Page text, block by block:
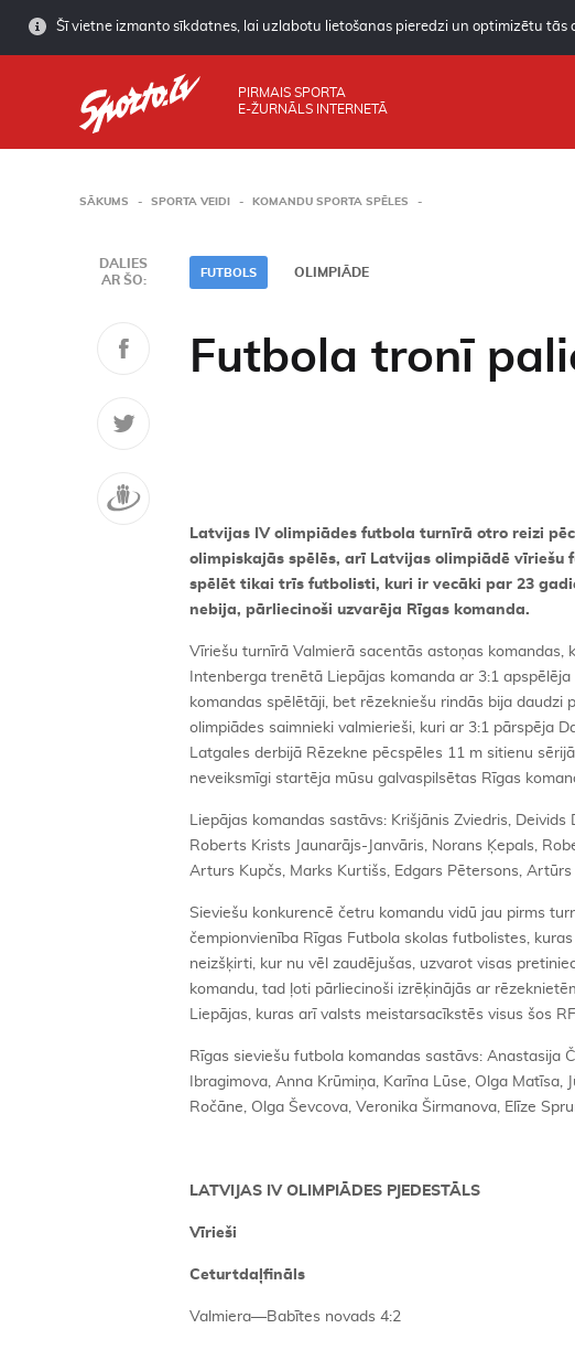
Šī vietne izmanto sīkdatnes, lai uzlabotu lietošanas pieredzi un optimizētu
PIRMAIS SPORTA
E-ŽURNĀLS INTERNETĀ
SĀKUMS SPORTA VEIDI KOMANDU SPORTA SPĒLES
DALIES
AR ŠO:
FUTBOLS OLIMPIĀDE
Futbola tronī
Latvijas IV olimpiādes futbola turnīrā otro reizi
olimpiskajās spēlēs, arī Latvijas olimpiādē
spēlēt tikai trīs futbolisti, kuri ir vecāki par 23
nebija, pārliecinoši uzvarēja Rīgas komanda.
Vīriešu turnīrā Valmierā sacentās astoņas komandas,
Intenberga trenētā Liepājas komanda ar 3:1
komandas spēlētāji, bet rēzekniešu rindās bija
olimpiādes saimnieki valmierieši, kuri ar 3:1 pārspēja
Latgales derbijā Rēzekne pēcspēles 11 m sitienu
neveiksmīgi startēja mūsu galvaspilsētas Rīgas
Liepājas komandas sastāvs: Krišjānis Zviedris, Deivids
Roberts Krists Jaunarājs-Janvāris, Norans Ķepals,
Arturs Kupčs, Marks Kurtišs, Edgars Pētersons,
Sieviešu konkurencē četru komandu vidū jau pirms
čempionvienība Rīgas Futbola skolas futbolistes,
neizšķirti, kur nu vēl zaudējušas, uzvarot visas
komandu, tad ļoti pārliecinoši izrēķinājās ar
Liepājas, kuras arī valsts meistarsacīkstēs visus šos
Rīgas sieviešu futbola komandas sastāvs: Anastasija
Ibragimova, Anna Krūmiņa, Karīna Lūse, Olga
Ročāne, Olga Ševcova, Veronika Širmanova, Elīze
LATVIJAS IV OLIMPIĀDES PJEDESTĀLS
Vīrieši
Ceturtdaļfināls
Valmiera—Babītes novads 4:2